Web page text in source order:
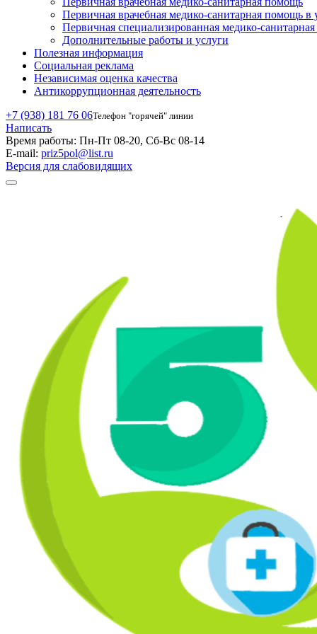
Первичная врачебная медико-санитарная помощь в
Первичная специализированная медико-
Дополнительные работы и услуги
Полезная информация
Социальная реклама
Независимая оценка качества
Антикоррупционная деятельность
+7 (938) 181 76 06Телефон "горячей" линии
Написать
Время работы: Пн-Пт 08-20, Сб-Вс 08-14
E-mail: priz5pol@list.ru
Версия для слабовидящих